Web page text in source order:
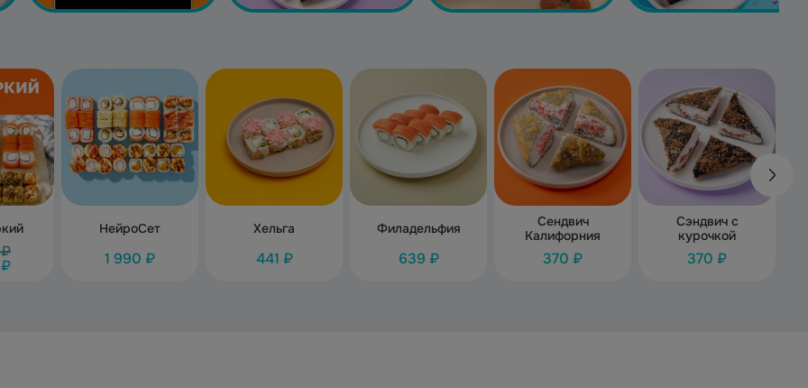
НейроСет
1 990 ₽
Хельга
441 ₽
Филадельфия
639 ₽
Сендвич
Калифорния
370 ₽
Сэндвич с
курочкой
370 ₽